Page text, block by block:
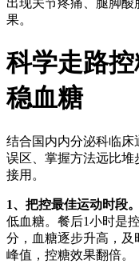
果。
科学走路
稳血糖
结合国内内分泌科临
误区、掌握方法远比堆
接用。
1、把控最佳运动时段。
低血糖。餐后1小时是
分，血糖逐步升高，
峰值，控糖效果翻倍。